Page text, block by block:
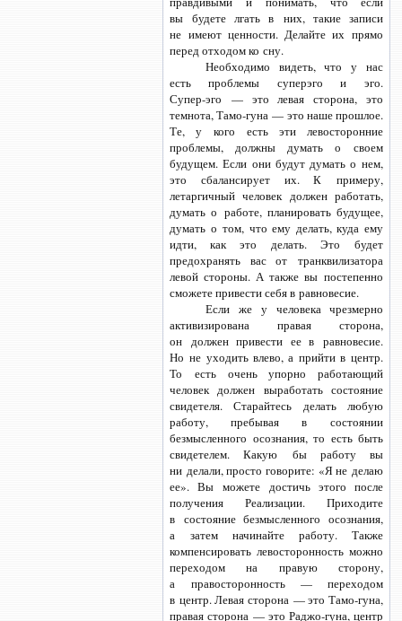
вы будете лгать в них, такие записи
не имеют ценности. Делайте их прямо
перед отходом ко сну.
Необходимо видеть, что у нас
есть проблемы суперэго и эго.
Супер-эго —это левая сторона, это
темнота,Тамо-гуна — это наше прошлое.
Те, у кого есть эти левосторонние
проблемы, должны думать о своем
будущем. Если они будут думать о нем,
это сбалансирует их. К примеру,
летаргичный человек должен работать,
думать о работе, планировать будущее,
думать о том, что ему делать, куда ему
идти, как это делать. Это будет
предохранять вас от транквилизатора
левой стороны. А также вы постепенно
сможете привести себя в равновесие.
Если же у человека чрезмерно
активизирована правая сторона,
он должен привести ее в равновесие.
Но не уходить влево, а прийти в центр.
То есть очень упорно работающий
человек должен выработать состояние
свидетеля. Старайтесь делать любую
работу, пребывая в состоянии
безмысленного осознания, то есть быть
свидетелем. Какую бы работу вы
ни делали, просто говорите: «Я не делаю
ее». Вы можете достичь этого после
получения Реализации. Приходите
в состояние безмысленного осознания,
а затем начинайте работу. Также
компенсировать левосторонность можно
переходом на правую сторону,
а правосторонность — переходом
в центр. Левая сторона — это Тамо-гуна,
правая сторона — это Раджо-гуна, центр